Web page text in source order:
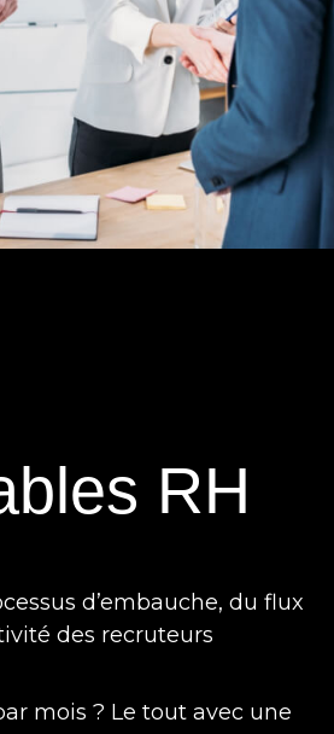
RH
d’embauche, du flux
des recruteurs
mois ? Le tout avec une